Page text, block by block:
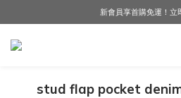
LINE好友募集中，加入就
新會員享首購免運！立
會員購物享會員價，點擊登
stud flap pocket